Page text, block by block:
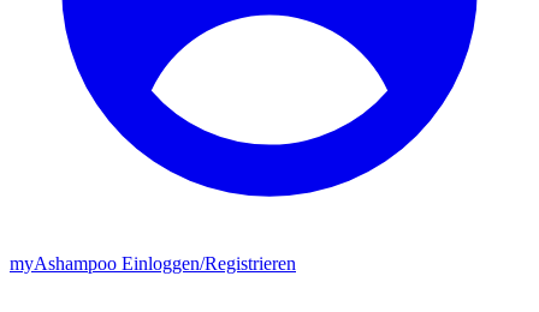
myAshampoo Einloggen/Registrieren